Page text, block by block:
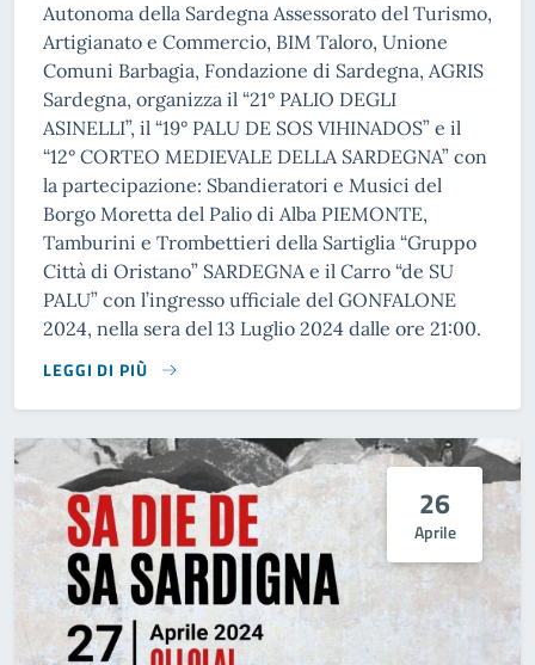
Autonoma della Sardegna Assessorato del Turismo,
Artigianato e Commercio, BIM Taloro, Unione
Comuni Barbagia, Fondazione di Sardegna, AGRIS
Sardegna, organizza il “21° PALIO DEGLI
ASINELLI”, il “19° PALU DE SOS VIHINADOS” e il
“12° CORTEO MEDIEVALE DELLA SARDEGNA” con
la partecipazione: Sbandieratori e Musici del
Borgo Moretta del Palio di Alba PIEMONTE,
Tamburini e Trombettieri della Sartiglia “Gruppo
Città di Oristano” SARDEGNA e il Carro “de SU
PALU” con l’ingresso ufficiale del GONFALONE
2024, nella sera del 13 Luglio 2024 dalle ore 21:00.
LEGGI DI PIÙ
26
Aprile